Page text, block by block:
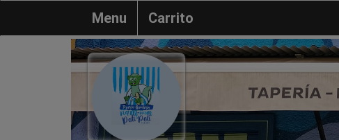
Menu Carrito